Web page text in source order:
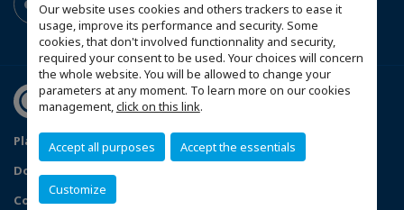
Our website uses cookies and others trackers to ease it
usage, improve its performance and security. Some
cookies, that don't involved functionnality and security,
required your consent to be used. Your choices will concern
the whole website. You will be allowed to change your
parameters at any moment. To learn more on our cookies
management,click on this link.
Accept all purposes Accept the essentials
Customize
Plan du site Statut CCIFER
Mentions légales
Données personnelles
Configurer vos préférences cookies